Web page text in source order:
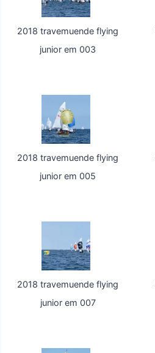
2018 travemuende flying
junior em 003
2018 travemuende flying
junior em 005
2018 travemuende flying
junior em 007